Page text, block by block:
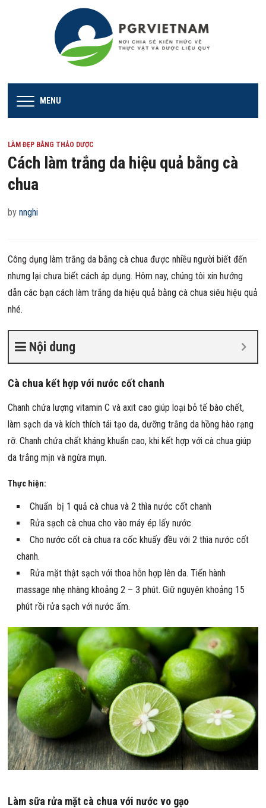
MENU
LÀM ĐẸP BẰNG THẢO DƯỢC
Cách làm trắng da hiệu quả bằng cà
chua
bynnghi
Công dụng làm trắng da bằng cà chua được nhiều người biết đến
nhưng lại chưa biết cách áp dụng. Hôm nay, chúng tôi xin hướng
dẫn các bạn cách làm trắng da hiệu quả bằng cà chua siêu hiệu quả
nhé.
Nội dung
Cà chua kết hợp với nước cốt chanh
Chanh chứa lượng vitamin C và axit cao giúp loại bỏ tế bào chết,
làm sạch da và kích thích tái tạo da, dưỡng trắng da hồng hào rạng
rỡ. Chanh chứa chất kháng khuẩn cao, khi kết hợp với cà chua giúp
da trắng mịn và ngừa mụn.
Thực hiện:
Chuẩn bị 1 quả cà chua và 2 thìa nước cốt chanh
Rửa sạch cà chua cho vào máy ép lấy nước.
Cho nước cốt cà chua ra cốc khuấy đều với 2 thìa nước cốt
chanh.
Rửa mặt thật sạch với thoa hỗn hợp lên da. Tiến hành
massage nhẹ nhàng khoảng 2 – 3 phút. Giữ nguyên khoảng 15
phút rồi rửa sạch với nước ấm.
Làm sữa rửa mặt cà chua với nước vo gạo